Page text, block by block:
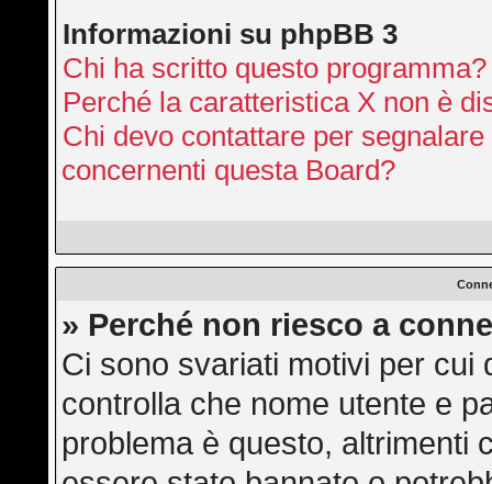
Informazioni su phpBB 3
Chi ha scritto questo programma?
Perché la caratteristica X non è
Chi devo contattare per
concernenti questa Board?
» Perché non riesco a
Ci sono svariati motivi per
controlla che nome utente e
problema è questo, altrimenti